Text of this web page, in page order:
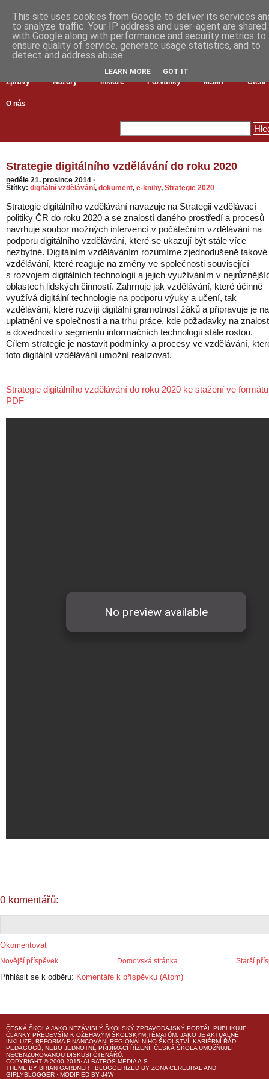
Zprávy Názory Inkluze Pozvánky MŠMT Čtení
O nás
Strategie digitálního vzdělávání do roku 2020
neděle 21. prosince 2014 ·
Štítky: digitální vzdělávání, dokument, e-knihy, Strategie 2020
Strategie digitálního vzdělávání navazuje na Strategii vzdělávací
politiky ČR do roku 2020 a se znalostí daného prostředí a procesů
navrhuje soubor možných intervencí v počátečním vzdělávání na
podporu digitálního vzdělávání, které se ukazují být stále více
nezbytné. Digitálním vzděláváním rozumíme zjednodušeně takové
vzdělávání, které reaguje na změny ve společnosti související
s rozvojem digitálních technologií a jejich využíváním v
oblastech lidských činností. Zahrnuje jak vzdělávání, které účinně
využívá digitální technologie na podporu výuky a učení, tak
vzdělávání, které rozvíjí digitální gramotnost žáků a připravuje je na
uplatnění ve společnosti a na trhu práce, kde požadavky na
a dovednosti v segmentu informačních technologií stále rostou.
Cílem strategie je nastavit podmínky a procesy ve vzdělávání,
toto digitální vzdělávání umožní realizovat.
Strategie digitálního vzdělávání do roku 2020 ke stažení ve formátu
PDF
0 komentářů:
Okomentovat
Novější příspěvek Starší
Domovská stránka
Přihlásit se k odběru: Komentáře k příspěvku (Atom)
ČESKÁ ŠKOLA JAKO NEZÁVISLÝ ŠKOLSKÝ ZPRAVODAJSKÝ PORTÁL PUBLIKUJE
ČLÁNKY PŘEDEVŠÍM K OŽEHAVÝM ŠKOLSKÝM TÉMATŮM, JAKO JE AKTUÁLNĚ
INKLUZE, REFORMA FINANCOVÁNÍ REGIONÁLNÍHO ŠKOLSTVÍ, KARIÉRNÍ ŘÁD
PEDAGOGŮ, NEBO JEDNOTNÉ PŘIJÍMACÍ ŘÍZENÍ. ČESKÁ ŠKOLA UMOŽŇUJE
NECENZUROVANOU DISKUSI ČTENÁŘŮ.
COPYRIGHT © 2000-2015· ALBATROS MEDIA A.S.
THEME BY BRIAN GARDNER · BLOGGERIZED BY ZONA CEREBRAL AND
GIRLYBLOGGER · MODIFIED BY J4W
This site uses cookies from Google to deliver its services
to analyze traffic. Your IP address and user-agent are shared
with Google along with performance and security metrics to
ensure quality of service, generate usage statistics, and to
detect and address abuse.
LEARN MORE GOT IT